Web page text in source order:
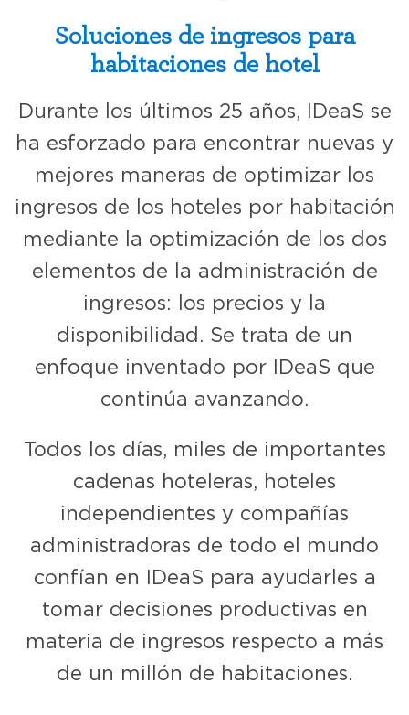
Soluciones de ingresos para
habitaciones de hotel
Durante los últimos 25 años, IDeaS se
ha esforzado para encontrar nuevas y
mejores maneras de optimizar los
ingresos de los hoteles por habitación
mediante la optimización de los dos
elementos de la administración de
ingresos: los precios y la
disponibilidad. Se trata de un
enfoque inventado por IDeaS que
continúa avanzando.
Todos los días, miles de importantes
cadenas hoteleras, hoteles
independientes y compañías
administradoras de todo el mundo
confían en IDeaS para ayudarles a
tomar decisiones productivas en
materia de ingresos respecto a más
de un millón de habitaciones.